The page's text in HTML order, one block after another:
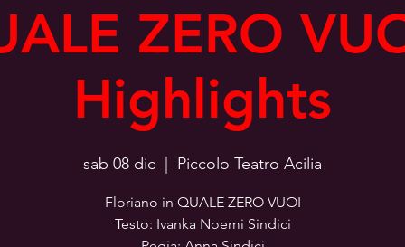
ZERO
Highlights
sab 08 dic Piccolo Teatro Acilia
Floriano in QUALE ZERO VUOI
Testo: Ivanka Noemi Sindici